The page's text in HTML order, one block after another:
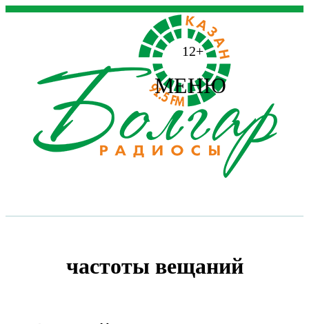
12+
МЕНЮ
частоты вещаний